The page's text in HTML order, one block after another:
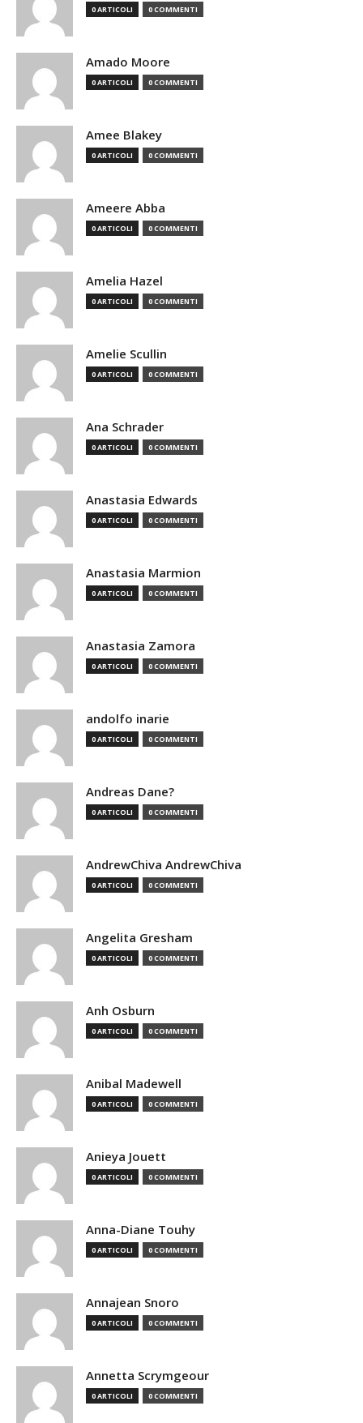
0 ARTICOLI 0 COMMENTI
Amado Moore
0 ARTICOLI 0 COMMENTI
Amee Blakey
0 ARTICOLI 0 COMMENTI
Ameere Abba
0 ARTICOLI 0 COMMENTI
Amelia Hazel
0 ARTICOLI 0 COMMENTI
Amelie Scullin
0 ARTICOLI 0 COMMENTI
Ana Schrader
0 ARTICOLI 0 COMMENTI
Anastasia Edwards
0 ARTICOLI 0 COMMENTI
Anastasia Marmion
0 ARTICOLI 0 COMMENTI
Anastasia Zamora
0 ARTICOLI 0 COMMENTI
andolfo inarie
0 ARTICOLI 0 COMMENTI
Andreas Dane?
0 ARTICOLI 0 COMMENTI
AndrewChiva AndrewChiva
0 ARTICOLI 0 COMMENTI
Angelita Gresham
0 ARTICOLI 0 COMMENTI
Anh Osburn
0 ARTICOLI 0 COMMENTI
Anibal Madewell
0 ARTICOLI 0 COMMENTI
Anieya Jouett
0 ARTICOLI 0 COMMENTI
Anna-Diane Touhy
0 ARTICOLI 0 COMMENTI
Annajean Snoro
0 ARTICOLI 0 COMMENTI
Annetta Scrymgeour
0 ARTICOLI 0 COMMENTI